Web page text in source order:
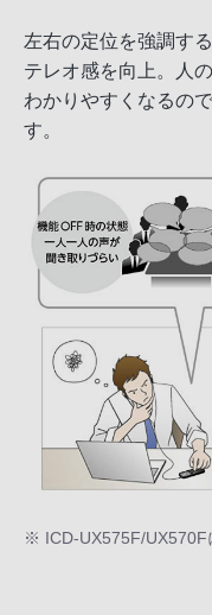
左右の定位を強調す
テレオ感を向上。人
わかりやすくなるの
す。
※ ICD-UX575F/UX570F